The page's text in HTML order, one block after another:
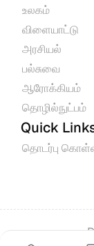
உலகம்
விளையாட்டு
அரசியல்
பல்சுவை
ஆரோக்கியம்
தொழில்நுட்பம்
Quick
தொடர்பு